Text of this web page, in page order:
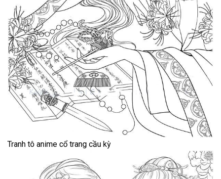
Tranh tô anime cổ trang cầu kỳ